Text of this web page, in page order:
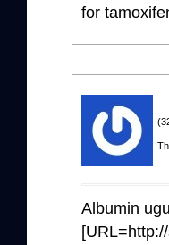
for
Albumin